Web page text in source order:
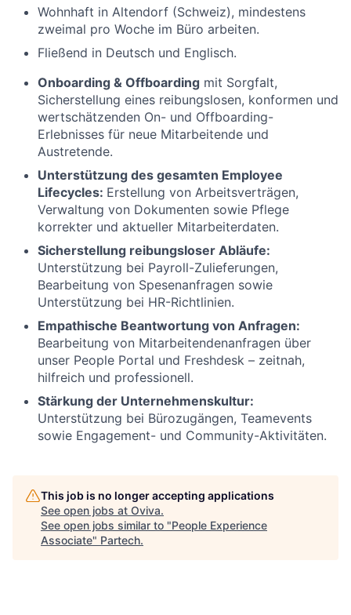
Wohnhaft in Altendorf (Schweiz), mindestens
zweimal pro Woche im Büro arbeiten.
Fließend in Deutsch und Englisch.
Onboarding & Offboarding mit Sorgfalt,
Sicherstellung eines reibungslosen, konformen und
wertschätzenden On- und Offboarding-
Erlebnisses für neue Mitarbeitende und
Austretende.
Unterstützung des gesamten Employee
Lifecycles: Erstellung von Arbeitsverträgen,
Verwaltung von Dokumenten sowie Pflege
korrekter und aktueller Mitarbeiterdaten.
Sicherstellung reibungsloser Abläufe:
Unterstützung bei Payroll-Zulieferungen,
Bearbeitung von Spesenanfragen sowie
Unterstützung bei HR-Richtlinien.
Empathische Beantwortung von Anfragen:
Bearbeitung von Mitarbeitendenanfragen über
unser People Portal und Freshdesk – zeitnah,
hilfreich und professionell.
Stärkung der Unternehmenskultur:
Unterstützung bei Bürozugängen, Teamevents
sowie Engagement- und Community-Aktivitäten.
This job is no longer accepting applications
See open jobs at Oviva.
See open jobs similar to "People Experience
Associate" Partech.